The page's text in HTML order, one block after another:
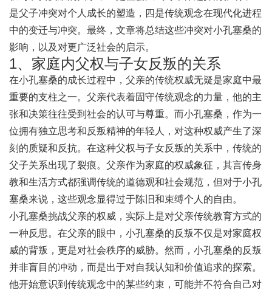
是父子冲突对个人成长的塑造，四是传统观念在现代化进程
中的变迁与冲突。最终，文章将总结这些冲突对小孔塞桑的
影响，以及对更广泛社会的启示。
1、家庭内父权与子女反叛的关系
在小孔塞桑的成长过程中，父亲的传统权威无疑是家庭中最
重要的支柱之一。父亲代表着固守传统观念的力量，他的主
张和决策往往受到社会的认可与尊重。而小孔塞桑，作为一
位拥有独立思考和反叛精神的年轻人，对这种权威产生了深
刻的质疑和反抗。在这种父权与子女反叛的关系中，传统的
父子关系出现了裂痕。父亲作为家庭的权威象征，其言传身
教和生活方式都强调传统的道德观和社会规范，但对于小孔
塞桑来说，这些观念显得过于陈旧和束缚个人的自由。
小孔塞桑挑战父亲的权威，实际上是对父亲传统教育方式的
一种反思。在父亲的眼中，小孔塞桑的反叛不仅是对家庭权
威的背叛，更是对社会秩序的威胁。然而，小孔塞桑的反叛
并非盲目的冲动，而是出于对自我认知和价值追求的探索。
他开始意识到传统观念中的某些约束，可能并不符合自己对